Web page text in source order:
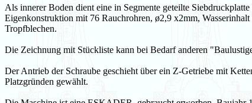
Als innerer Boden dient eine in Segmente geteilte
Eigenkonstruktion mit 76 Rauchrohren, ø2,9 x2mm,
Tropfblechen.
Die Zeichnung mit Stückliste kann bei Bedarf anderen
Der Antrieb der Schraube geschieht über ein Z-Getriebe mit
Platzgründen gewählt.